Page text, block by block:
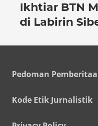
Ikhtiar BTN
di Labirin
Pedoman
Kode Etik Jurnalistik